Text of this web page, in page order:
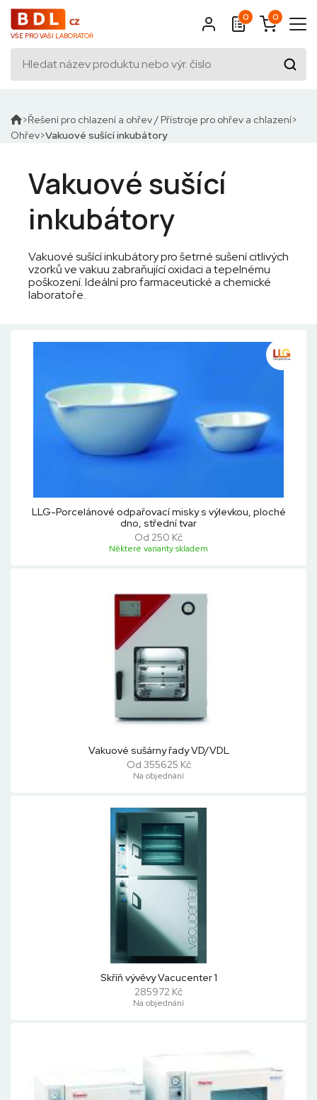
VŠE PRO VAŠI LABORATOŘ
0 0
Řešení pro chlazení a ohřev / Přístroje pro ohřev a chlazení
Ohřev Vakuové sušící inkubátory
Vakuové sušící
inkubátory
Vakuové sušící inkubátory pro šetrné sušení citlivých
vzorků ve vakuu zabraňující oxidaci a tepelnému
poškození. Ideální pro farmaceutické a chemické
laboratoře.
LLG-Porcelánové odpařovací misky s výlevkou, ploché
dno, střední tvar
Od 250 Kč
Některé varianty skladem
Vakuové sušárny řady VD/VDL
Od 355625 Kč
Na objednání
Skříň vývěvy Vacucenter 1
285972 Kč
Na objednání